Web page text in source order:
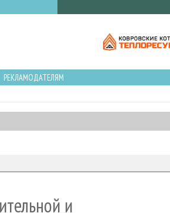
РЕКЛАМОДАТЕЛЯМ
и